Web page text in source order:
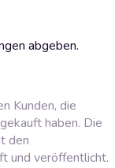
abgeben.
Kunden, die
haben. Die
den
und veröffentlicht.